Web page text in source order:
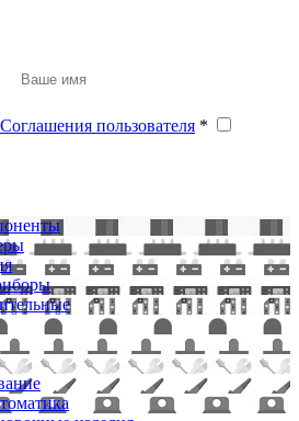
Соглашения пользователя *